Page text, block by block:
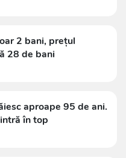
2 bani, prețul
28 de bani
aproape 95 de ani.
în top